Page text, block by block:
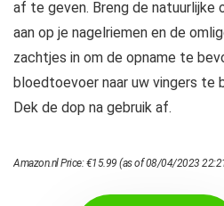
af te geven. Breng de natuurlijke
aan op je nagelriemen en de
zachtjes in om de opname te
bloedtoevoer naar uw vingers te
Dek de dop na gebruik af.
Amazon.nl Price:€15.99 (as of 08/04/2023